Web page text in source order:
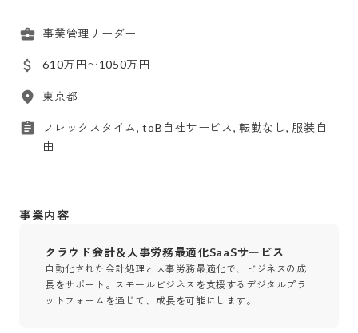
事業管理リーダー
610万円〜1050万円
東京都
フレックスタイム, toB自社サービス, 転勤なし, 服装自
由
事業内容
クラウド会計＆人事労務最適化SaaSサービス
自動化された会計処理と人事労務最適化で、ビジネスの成
長をサポート。スモールビジネスを支援するデジタルプラ
ットフォームを通じて、成長を可能にします。